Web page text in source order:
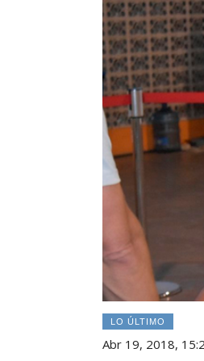
LO ÚLTIMO
Abr 19, 2018,